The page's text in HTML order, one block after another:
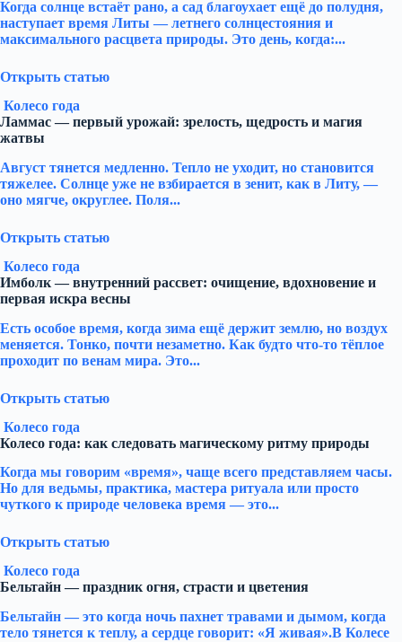
Когда солнце встаёт рано, а сад благоухает ещё до полудня,
наступает время Литы — летнего солнцестояния и
максимального расцвета природы. Это день, когда:...
Открыть статью
Колесо года
Ламмас — первый урожай: зрелость, щедрость и магия
жатвы
Август тянется медленно. Тепло не уходит, но становится
тяжелее. Солнце уже не взбирается в зенит, как в Литу, —
оно мягче, округлее. Поля...
Открыть статью
Колесо года
Имболк — внутренний рассвет: очищение, вдохновение и
первая искра весны
Есть особое время, когда зима ещё держит землю, но воздух
меняется. Тонко, почти незаметно. Как будто что-то тёплое
проходит по венам мира. Это...
Открыть статью
Колесо года
Колесо года: как следовать магическому ритму природы
Когда мы говорим «время», чаще всего представляем часы.
Но для ведьмы, практика, мастера ритуала или просто
чуткого к природе человека время — это...
Открыть статью
Колесо года
Бельтайн — праздник огня, страсти и цветения
Бельтайн — это когда ночь пахнет травами и дымом, когда
тело тянется к теплу, а сердце говорит: «Я живая».В Колесе